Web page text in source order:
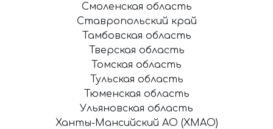
Смоленская область
Ставропольский край
Тамбовская область
Тверская область
Томская область
Тульская область
Тюменская область
Ульяновская область
Ханты-Мансийский АО (ХМАО)